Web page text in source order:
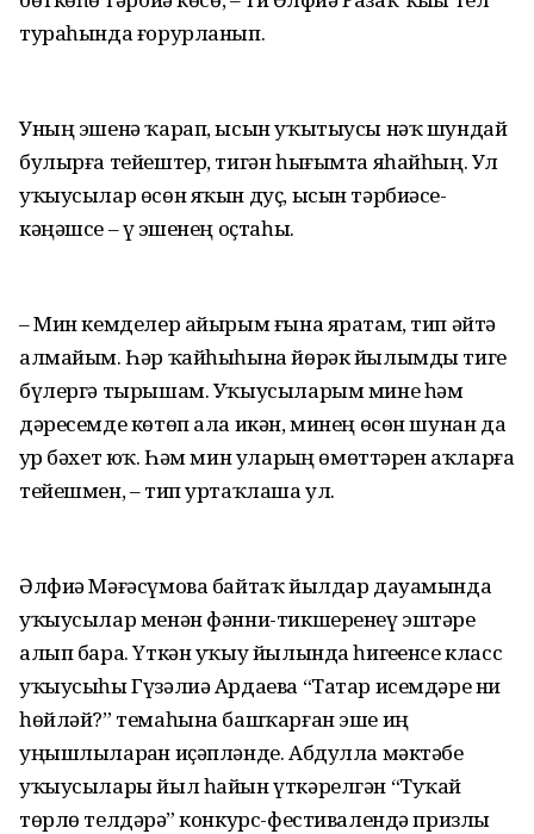
тураһында ғорурланып.
Уның эшенә ҡарап, ысын уҡытыусы нәҡ шундай
булырға тейештер, тигән һығымта яһайһың. Ул
уҡыусылар өсөн яҡын дуҫ, ысын тәрбиәсе-
кәңәшсе – үҙ эшенең оҫтаһы.
– Мин кемделер айырым ғына яратам, тип әйтә
алмайым. Һәр ҡайһыһына йөрәк йылымды тигеҙ
бүлергә тырышам. Уҡыусыларым мине һәм
дәресемде көтөп ала икән, минең өсөн шунан да
ҙур бәхет юҡ. Һәм мин уларҙың өмөттәрен аҡларға
тейешмен, – тип уртаҡлаша ул.
Әлфиә Мәғәсүмова байтаҡ йылдар дауамында
уҡыусылар менән фәнни-тикшеренеү эштәре
алып бара. Үткән уҡыу йылында һигеҙенсе класс
уҡыусыһы Гүзәлиә Ардаева “Татар исемдәре ни
һөйләй?” темаһына башҡарған эше иң
уңышлыларҙан иҫәпләнде. Абдулла мәктәбе
уҡыусылары йыл һайын үткәрелгән “Туҡай
төрлө телдәрҙә” конкурс-фестивалендә призлы